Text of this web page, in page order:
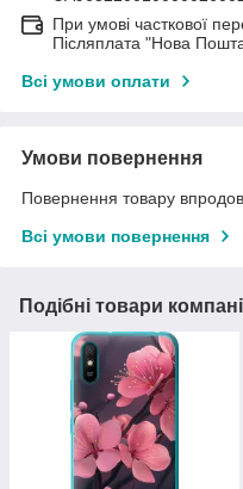
При умові часткової
Післяплата "Нова
Всі умови оплати
Умови повернення
Повернення товару
Всі умови повернення
Подібні товари